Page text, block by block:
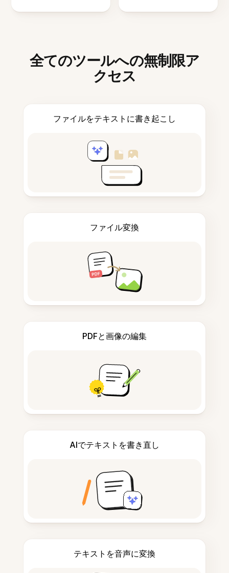
全てのツールへの無制限ア
クセス
ファイルをテキストに書き起こし
ファイル変換
PDFと画像の編集
AIでテキストを書き直し
テキストを音声に変換